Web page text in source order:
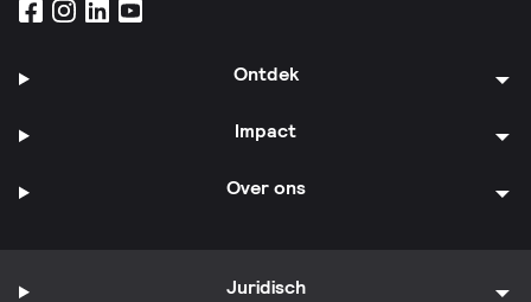
Ontdek
Impact
Over ons
Juridisch